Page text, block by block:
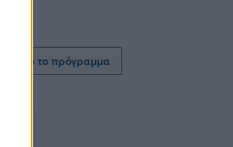
όλο το πρόγραμμα